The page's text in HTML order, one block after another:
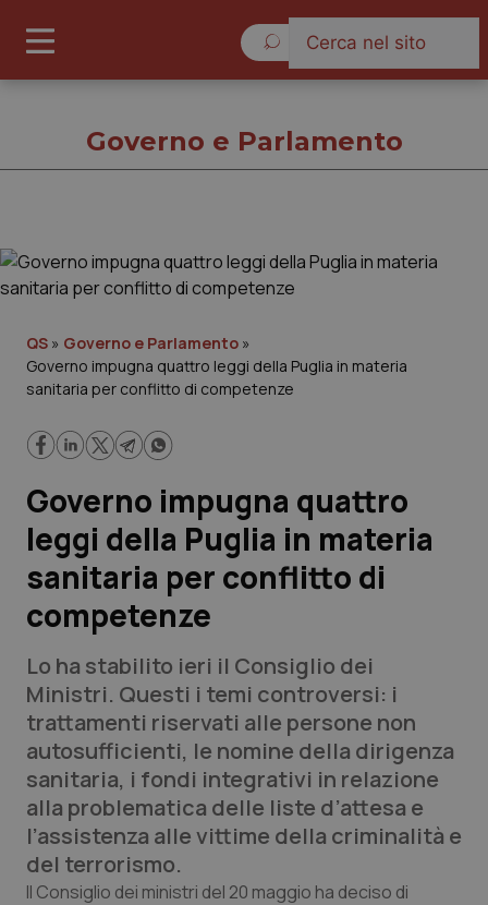
Governo e Parlamento
Regioni e Asl
Lavoro e Professioni
Scienza e Farmaci
Studi e Analisi
Lettere al direttore
Edizioni Regionali
QS Pro
Professionisti Sanitari.AI
Abruzzo
QS Pro Gold
Governo e Parlamento
QS » Governo e Parlamento »
Governo impugna quattro leggi della Puglia in materia
sanitaria per conflitto di competenze
Governo impugna quattro
leggi della Puglia in materia
sanitaria per conflitto di
competenze
Lo ha stabilito ieri il Consiglio dei
Ministri. Questi i temi controversi: i
trattamenti riservati alle persone non
autosufficienti, le nomine della dirigenza
sanitaria, i fondi integrativi in relazione
alla problematica delle liste d’attesa e
l’assistenza alle vittime della criminalità e
del terrorismo.
Il Consiglio dei ministri del 20 maggio ha deciso di